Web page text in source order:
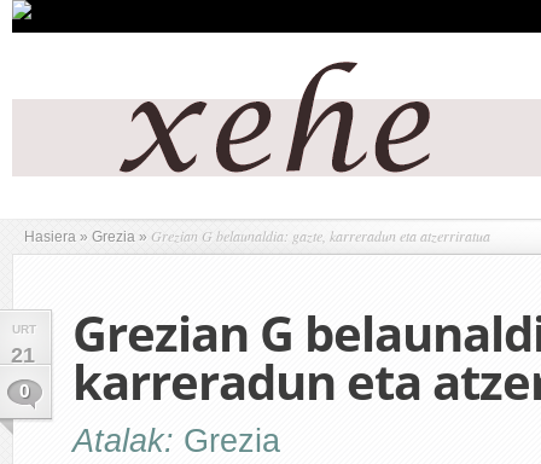
Hasiera » Grezia » Grezian G belaunaldia: gazte, karreradun eta atzerriratua
URT
21
0
Grezian G
karreradun eta
Atalak: Grezia